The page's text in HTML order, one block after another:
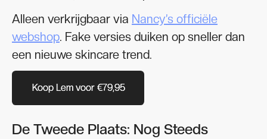
Alleen verkrijgbaar via Nancy’s officiële
webshop. Fake versies duiken op sneller dan
een nieuwe skincare trend.
Koop Lem voor €79,95
Koop Lem voor €79,95
De Tweede Plaats: Nog Steeds